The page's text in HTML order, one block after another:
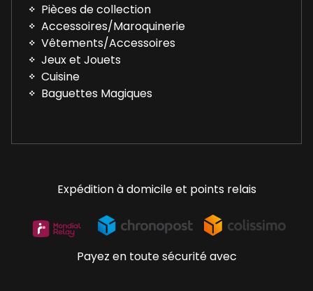
Pièces de collection
Accessoires/Maroquinerie
Vêtements/Accessoires
Jeux et Jouets
Cuisine
Baguettes Magiques
Expédition à domicile et points relais
Payez en toute sécurité avec